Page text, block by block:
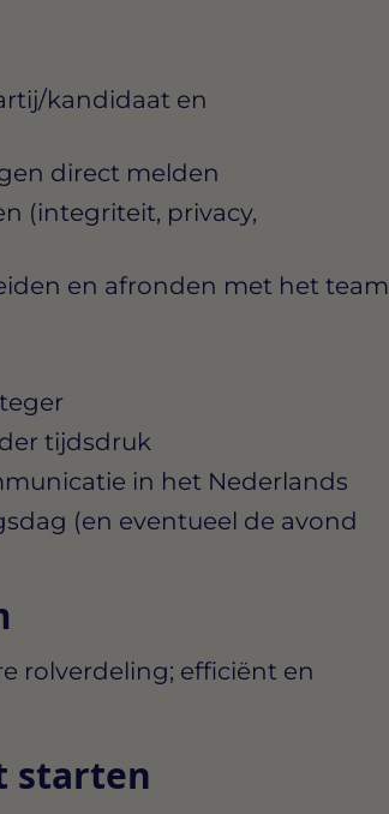
kandidaat en
direct melden
(integriteit, privacy,
en afronden met het team
tijdsdruk
in het Nederlands
(en eventueel de avond
rolverdeling; efficiënt en
starten